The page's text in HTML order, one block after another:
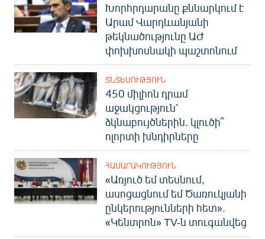
Խորհրդարանը քննարկում է
Արամ Վարդևանյանի
թեկնածությունը ԱԺ
փոխխոսնակի պաշտոնում
ՏՆՏԵՍՈՒԹՅՈՒՆ
450 միլիոն դրամ
աջակցություն՝
ձկնաբույծներին. կլուծի՞
ոլորտի խնդիրները
ՀԱՍԱՐԱԿՈՒԹՅՈՒՆ
«Առյուծ եմ տեսնում,
ասոցացնում եմ Ծառուկյանի
ընկերությունների հետ».
«Կենտրոն» TV-ն տուգանվեց